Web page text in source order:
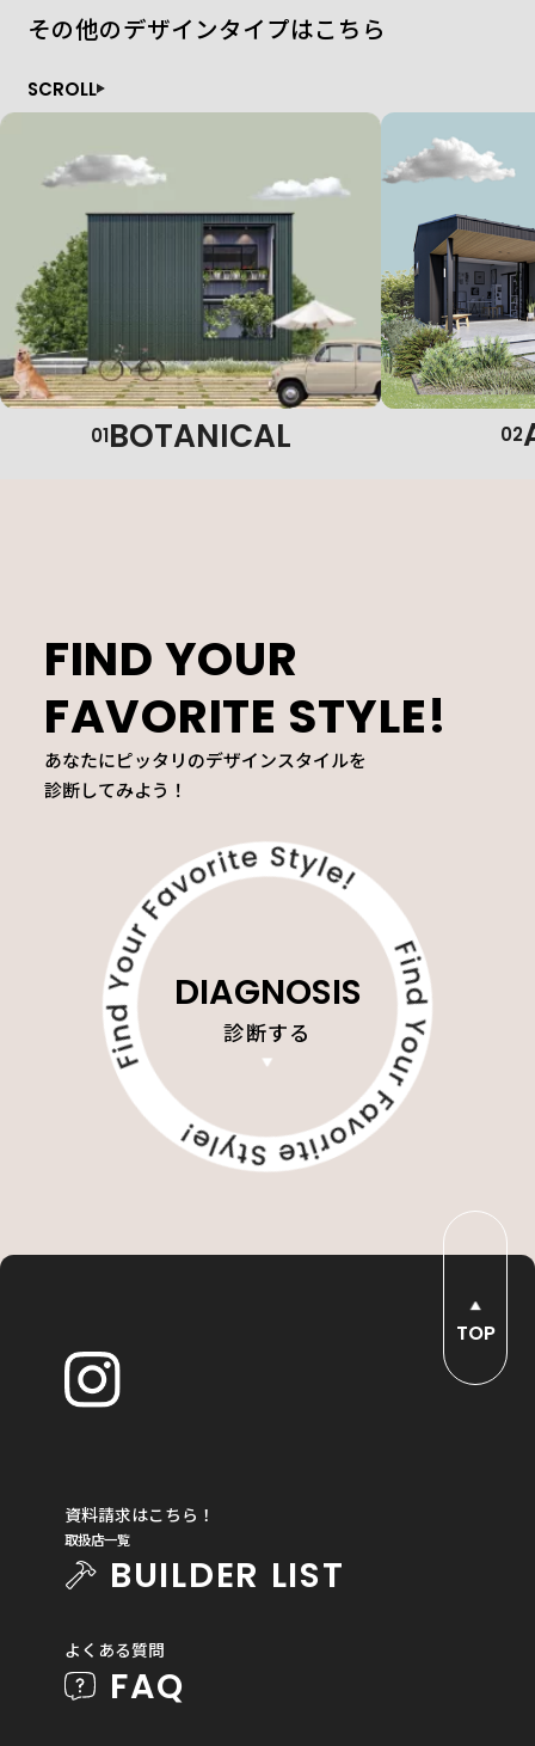
その他のデザインタイプはこちら
SCROLL
01BOTANICAL 02
FIND YOUR
FAVORITE STYLE!
あなたにピッタリのデザインスタイルを
診断してみよう！
DIAGNOSIS
診断する
資料請求はこちら！
取扱店一覧
BUILDER LIST
よくある質問
FAQ
TOP